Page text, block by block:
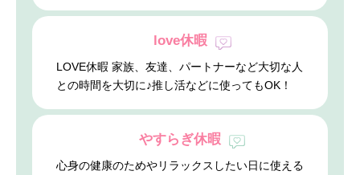
love休暇
LOVE休暇 家族、友達、パートナーなど大切な人
との時間を大切に♪推し活などに使ってもOK！
やすらぎ休暇
心身の健康のためやリラックスしたい日に使える